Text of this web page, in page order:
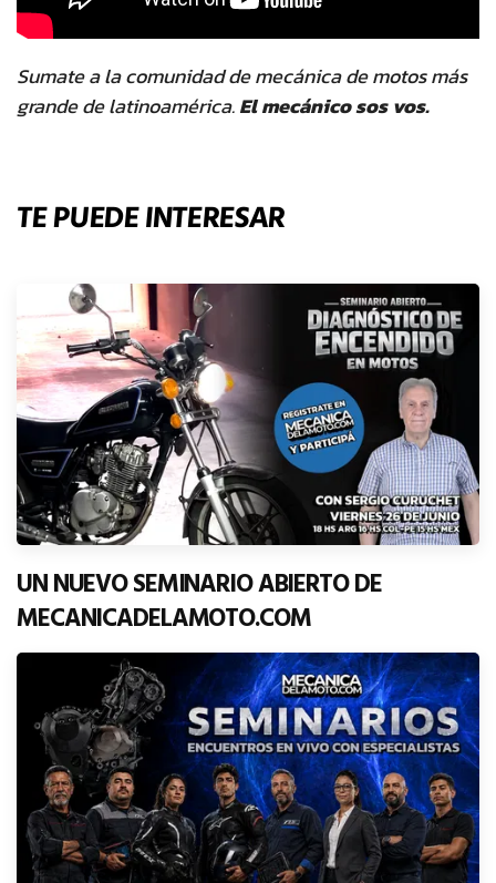
Sumate a la comunidad de mecánica de motos más
grande de latinoamérica.El mecánico sos vos.
TE PUEDE INTERESAR
UN NUEVO SEMINARIO ABIERTO DE
MECANICADELAMOTO.COM